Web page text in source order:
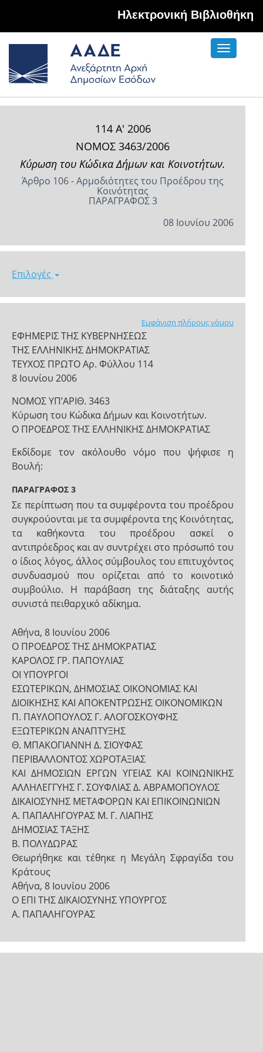
Hλεκτρονική Βιβλιοθήκη
Toggle
114 Α' 2006
ΝΟΜΟΣ 3463/2006
Κύρωση του Κώδικα Δήμων και Κοινοτήτων.
Άρθρο 106 - Αρμοδιότητες του Προέδρου της
Κοινότητας
ΠΑΡΑΓΡΑΦΟΣ 3
08 Ιουνίου 2006
Επιλογές
Εμφάνιση πλήρους νόμου
ΕΦΗΜΕΡΙΣ ΤΗΣ ΚΥΒΕΡΝΗΣΕΩΣ
ΤΗΣ ΕΛΛΗΝΙΚΗΣ ΔΗΜΟΚΡΑΤΙΑΣ
ΤΕΥΧΟΣ ΠΡΩΤΟ Αρ. Φύλλου 114
8 Ιουνίου 2006
NOMOΣ ΥΠ’ΑΡΙΘ. 3463
Κύρωση του Κώδικα Δήμων και Κοινοτήτων.
Ο ΠΡΟΕΔΡΟΣ ΤΗΣ ΕΛΛΗΝΙΚΗΣ ΔΗΜΟΚΡΑΤΙΑΣ
Εκδίδομε τον ακόλουθο νόμο που ψήφισε η
Βουλή:
ΠΑΡΑΓΡΑΦΟΣ 3
Σε περίπτωση που τα συμφέροντα του προέδρου
συγκρούονται με τα συμφέροντα της Κοινότητας,
τα καθήκοντα του προέδρου ασκεί ο
αντιπρόεδρος και αν συντρέχει στο πρόσωπό του
ο ίδιος λόγος, άλλος σύμβουλος του επιτυχόντος
συνδυασμού που ορίζεται από το κοινοτικό
συμβούλιο. Η παράβαση της διάταξης αυτής
συνιστά πειθαρχικό αδίκημα.
Αθήνα, 8 Ιουνίου 2006
Ο ΠΡΟΕΔΡΟΣ ΤΗΣ ΔΗΜΟΚΡΑΤΙΑΣ
ΚΑΡΟΛΟΣ ΓΡ. ΠΑΠΟΥΛΙΑΣ
ΟΙ ΥΠΟΥΡΓΟΙ
ΕΣΩΤΕΡΙΚΩΝ, ΔΗΜΟΣΙΑΣ ΟΙΚΟΝΟΜΙΑΣ ΚΑΙ
ΔΙΟΙΚΗΣΗΣ ΚΑΙ ΑΠΟΚΕΝΤΡΩΣΗΣ ΟΙΚΟΝΟΜΙΚΩΝ
Π. ΠΑΥΛΟΠΟΥΛΟΣ Γ. ΑΛΟΓΟΣΚΟΥΦΗΣ
ΕΞΩΤΕΡΙΚΩΝ ΑΝΑΠΤΥΞΗΣ
Θ. ΜΠΑΚΟΓΙΑΝΝΗ Δ. ΣΙΟΥΦΑΣ
ΠΕΡΙΒΑΛΛΟΝΤΟΣ ΧΩΡΟΤΑΞΙΑΣ
ΚΑΙ ΔΗΜΟΣΙΩΝ ΕΡΓΩΝ ΥΓΕΙΑΣ ΚΑΙ ΚΟΙΝΩΝΙΚΗΣ
ΑΛΛΗΛΕΓΓΥΗΣ Γ. ΣΟΥΦΛΙΑΣ Δ. ΑΒΡΑΜΟΠΟΥΛΟΣ
ΔΙΚΑΙΟΣΥΝΗΣ ΜΕΤΑΦΟΡΩΝ ΚΑΙ ΕΠΙΚΟΙΝΩΝΙΩΝ
Α. ΠΑΠΑΛΗΓΟΥΡΑΣ Μ. Γ. ΛΙΑΠΗΣ
ΔΗΜΟΣΙΑΣ ΤΑΞΗΣ
Β. ΠΟΛΥΔΩΡΑΣ
Θεωρήθηκε και τέθηκε η Μεγάλη Σφραγίδα του
Κράτους
Αθήνα, 8 Ιουνίου 2006
Ο ΕΠΙ ΤΗΣ ΔΙΚΑΙΟΣΥΝΗΣ ΥΠΟΥΡΓΟΣ
Α. ΠΑΠΑΛΗΓΟΥΡΑΣ